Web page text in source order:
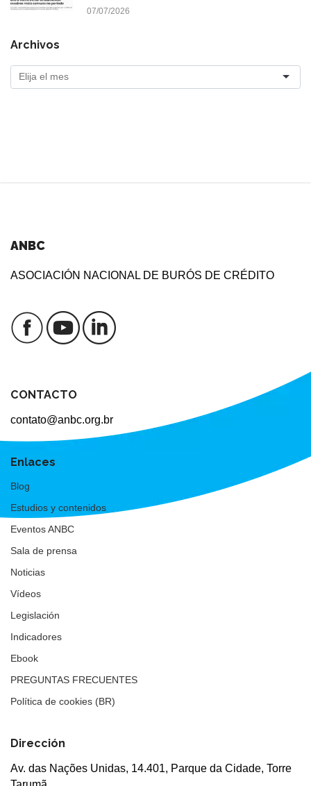
07/07/2026
Archivos
ANBC
ASOCIACIÓN NACIONAL DE BURÓS DE CRÉDITO
CONTACTO
contato@anbc.org.br
Enlaces
Blog
Estudios y contenidos
Eventos ANBC
Sala de prensa
Noticias
Vídeos
Legislación
Indicadores
Ebook
PREGUNTAS FRECUENTES
Política de cookies (BR)
Dirección
Av. das Nações Unidas, 14.401, Parque da Cidade, Torre